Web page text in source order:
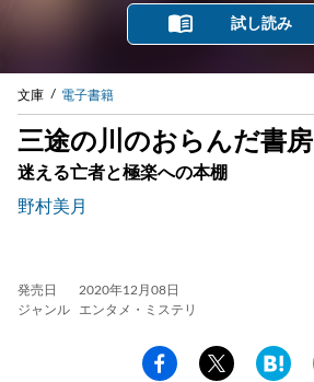
試し読み
文庫 電子書籍
三途の川のおらんだ書房
迷える亡者と極楽への本棚
野村美月
発売日
2020年12月08日
ジャンル
エンタメ・ミステリ